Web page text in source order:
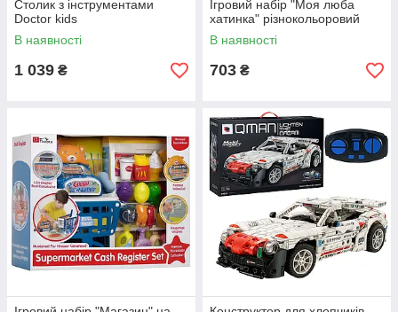
Столик з інструментами
Doctor kids
В наявності
1 039 ₴
Ігровий набір "Моя люба
хатинка" різнокольоровий
В наявності
703 ₴